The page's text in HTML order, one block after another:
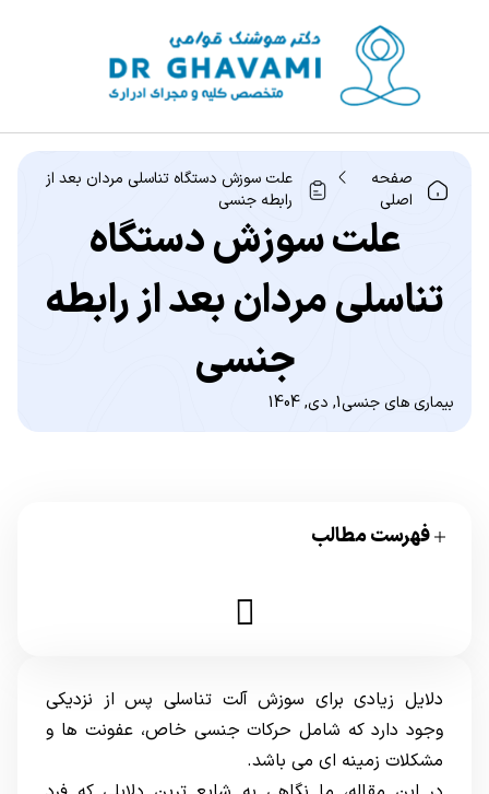
صفحه
اصلی
علت سوزش دستگاه تناسلی مردان بعد از
رابطه جنسی
علت سوزش دستگاه
تناسلی مردان بعد از رابطه
جنسی
بیماری های جنسی1, دی, 1404
فهرست مطالب
دلایل زیادی برای سوزش آلت تناسلی پس از نزدیکی
وجود دارد که شامل حرکات جنسی خاص، عفونت ها و
مشکلات زمینه ای می باشد.